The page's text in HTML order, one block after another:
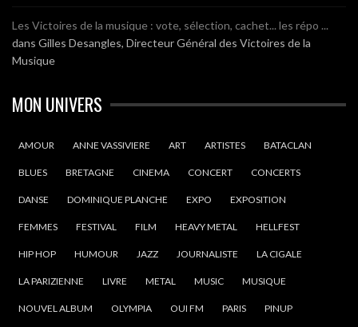
Les Victoires de la musique : vote, sélection, cachet... les répo ...
dans Gilles Desangles, Directeur Général des Victoires de la
Musique
MON UNIVERS
AMOUR ANNE VASSIVIERE ART ARTISTES BATACLAN
BLUES BRETAGNE CINEMA CONCERT CONCERTS
DANSE DOMINIQUE PLANCHE EXPO EXPOSITION
FEMMES FESTIVAL FILM HEAVY METAL HELLFEST
HIP HOP HUMOUR JAZZ JOURNALISTE LA CIGALE
LA PARIZIENNE LIVRE METAL MUSIC MUSIQUE
NOUVEL ALBUM OLYMPIA OUI FM PARIS PINUP